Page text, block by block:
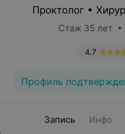
Проктолог •
Стаж 35 лет •
4.7
Профиль
Запись Инфо